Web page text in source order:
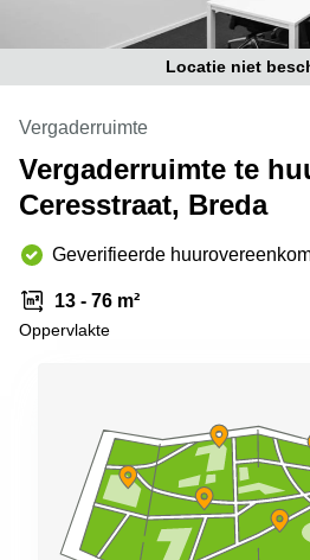
space
Coworking
Arnhem
Kantoorruimte
in Arnhem
space
Coworking
space
Kantoor
Huren
Hengelo
Locatie niet
Vergaderruimte
Vergaderruimte te
Ceresstraat, Breda
Geverifieerde
13 - 76 m²
Oppervlakte